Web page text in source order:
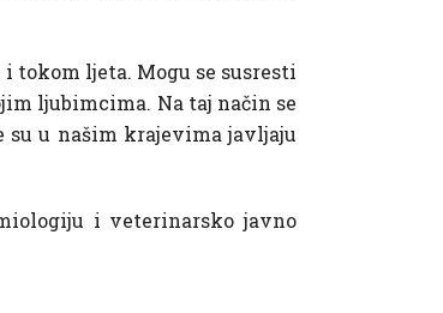
tokom ljeta. Mogu se susresti
ljubimcima. Na taj način se
u našim krajevima javljaju
i veterinarsko javno